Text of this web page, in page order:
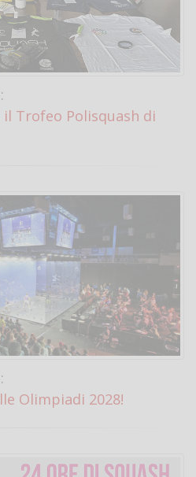
Trofeo Polisquash di
Olimpiadi 2028!